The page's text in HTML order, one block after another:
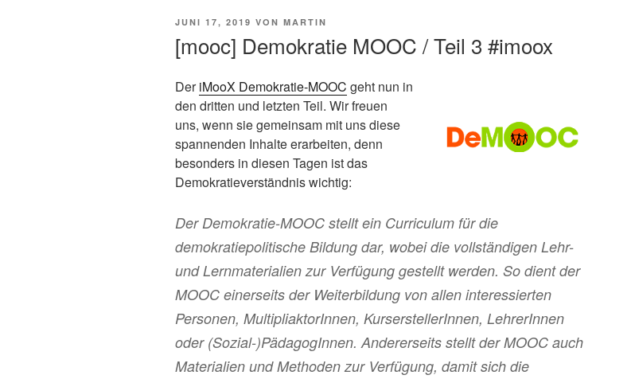
VERÖFFENTLICHT
JUNI 17, 2019 VON MARTIN
[mooc] Demokratie MOOC / Teil 3 #imoox
DeriMooX Demokratie-MOOC geht nun in
den dritten und letzten Teil. Wir freuen
uns, wenn sie gemeinsam mit uns diese
spannenden Inhalte erarbeiten, denn
besonders in diesen Tagen ist das
Demokratieverständnis wichtig:
Der Demokratie-MOOC stellt ein Curriculum für die
demokratiepolitische Bildung dar, wobei die vollständigen Lehr-
und Lernmaterialien zur Verfügung gestellt werden. So dient der
MOOC einerseits der Weiterbildung von allen interessierten
Personen, MultipliaktorInnen, KurserstellerInnen, LehrerInnen
oder (Sozial-)PädagogInnen. Andererseits stellt der MOOC auch
Materialien und Methoden zur Verfügung, damit sich die